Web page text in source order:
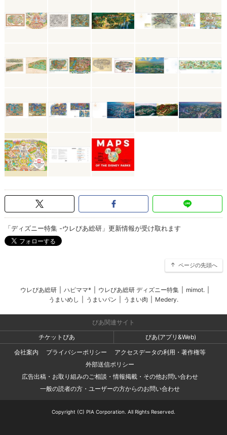
「ディズニー特集 -ウレぴあ総研」更新情報が受け取れます
ページの先頭へ
ウレぴあ総研 ハピママ* ウレぴあ総研 ディズニー特集 mimot.
うまいめし
うまいパン うまい肉 Medery.
ぴあ関連サイト
チケットぴあ
ぴあ(アプリ&Web)
会社案内
プライバシーポリシー
アクセスデータの利用・著作権等
外部送信ポリシー
広告出稿・お取り組みのご相談・情報掲載・その他お問い合わせ
一般の読者の方・ユーザーの方からのお問い合わせ
Copyright (C) PIA Corporation. All Rights Reserved.